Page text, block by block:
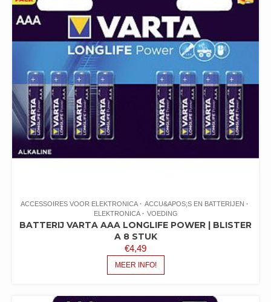
ACCESSOIRES VOOR ELEKTRONICA
ACCU&APOS;S EN BATTERIJEN
ELEKTRONICA
VOEDING
BATTERIJ VARTA AAA LONGLIFE POWER | BLISTER
A 8 STUK
€4,49
MEER INFO!